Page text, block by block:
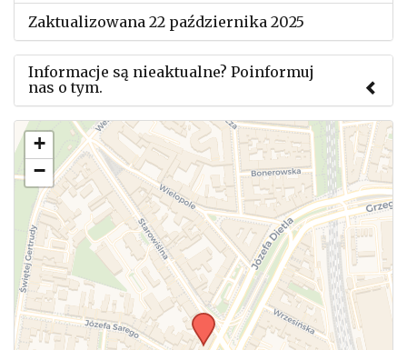
Zaktualizowana 22 października 2025
Informacje są nieaktualne? Poinformuj
nas o tym.
Użyj tego formularza aby przesłać informację o
zmianach w powyższym mityngu.
+
−